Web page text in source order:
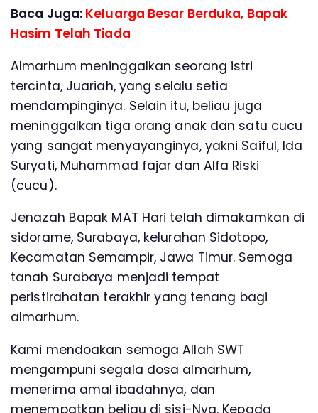
Baca Juga: Keluarga Besar Berduka, Bapak
Hasim Telah Tiada
Almarhum meninggalkan seorang istri
tercinta, Juariah, yang selalu setia
mendampinginya. Selain itu, beliau juga
meninggalkan tiga orang anak dan satu cucu
yang sangat menyayanginya, yakni Saiful, Ida
Suryati, Muhammad fajar dan Alfa Riski
(cucu).
Jenazah Bapak MAT Hari telah dimakamkan di
sidorame, Surabaya, kelurahan Sidotopo,
Kecamatan Semampir, Jawa Timur. Semoga
tanah Surabaya menjadi tempat
peristirahatan terakhir yang tenang bagi
almarhum.
Kami mendoakan semoga Allah SWT
mengampuni segala dosa almarhum,
menerima amal ibadahnya, dan
menempatkan beliau di sisi-Nya. Kepada